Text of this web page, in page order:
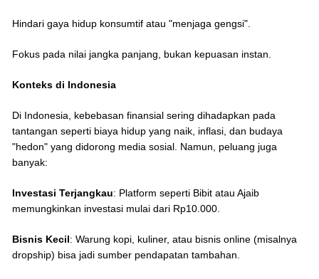
Hindari gaya hidup konsumtif atau "menjaga gengsi".
Fokus pada nilai jangka panjang, bukan kepuasan instan.
Konteks di Indonesia
Di Indonesia, kebebasan finansial sering dihadapkan pada
tantangan seperti biaya hidup yang naik, inflasi, dan budaya
"hedon" yang didorong media sosial. Namun, peluang juga
banyak:
Investasi Terjangkau: Platform seperti Bibit atau Ajaib
memungkinkan investasi mulai dari Rp10.000.
Bisnis Kecil: Warung kopi, kuliner, atau bisnis online (misalnya
dropship) bisa jadi sumber pendapatan tambahan.